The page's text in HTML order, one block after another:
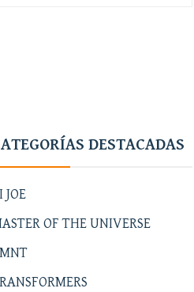
DESTACADAS
JOE
OF THE UNIVERSE